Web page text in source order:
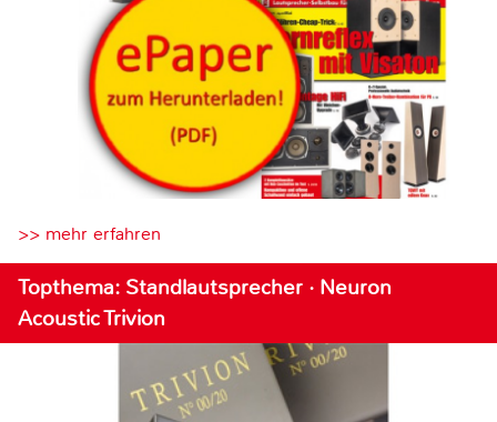
>> mehr erfahren
Topthema: Standlautsprecher · Neuron
Acoustic Trivion